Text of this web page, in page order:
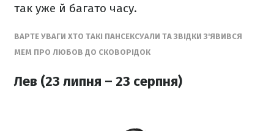
так уже й багато часу.
ВАРТЕ УВАГИ ХТО ТАКІ ПАНСЕКСУАЛИ ТА ЗВІДКИ З'ЯВИВСЯ
МЕМ ПРО ЛЮБОВ ДО СКОВОРІДОК
Лев (23 липня – 23 серпня)